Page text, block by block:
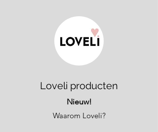
Loveli producten
Nieuw!
Waarom Loveli?